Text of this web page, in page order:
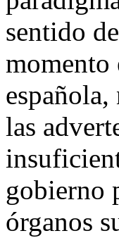
sentido
momento
las
gobierno
órganos